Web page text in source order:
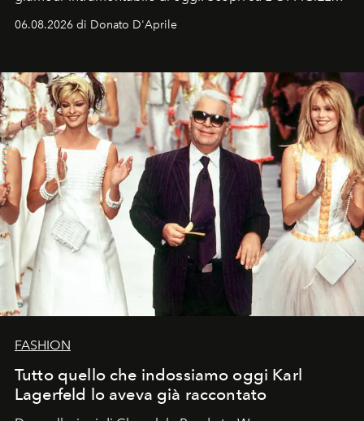
Italia la sua style evolution.
06.08.2026 di Donato D'Aprile
FASHION
Tutto quello che indossiamo oggi Karl
Lagerfeld lo aveva già raccontato